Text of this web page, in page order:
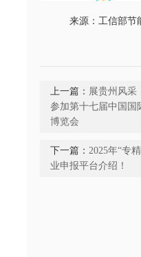
来源：工信部节
上一篇： 展贵州风采
参加第十七届中国国
博览会
下一篇： 2025年“专
业申报平台介绍！